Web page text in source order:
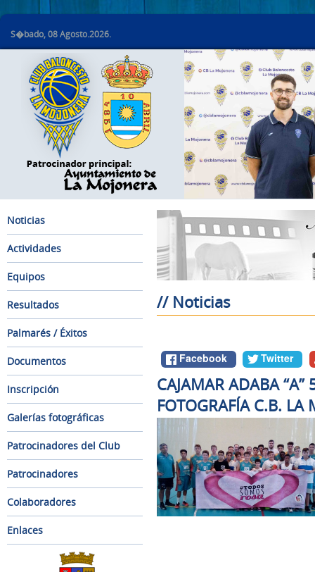
S�bado, 08 Agosto.2026.
Noticias
Actividades
Equipos
Resultados
Palmarés / Éxitos
Documentos
Inscripción
Galerías fotográficas
Patrocinadores del Club
Patrocinadores
Colaboradores
Enlaces
// Noticias
Facebook Twitter
CAJAMAR ADABA
FOTOGRAFÍA C.B. LA